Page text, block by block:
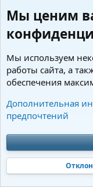
развитию
задачку, мы
варианты
Придумайте, чему
пусть она хотя
неделю -
Важно знать —
когда собака
очень. Особенно
Мы ценим
Мы используем
работы сайта, а
обеспечения
Дополнительная
предпочтений